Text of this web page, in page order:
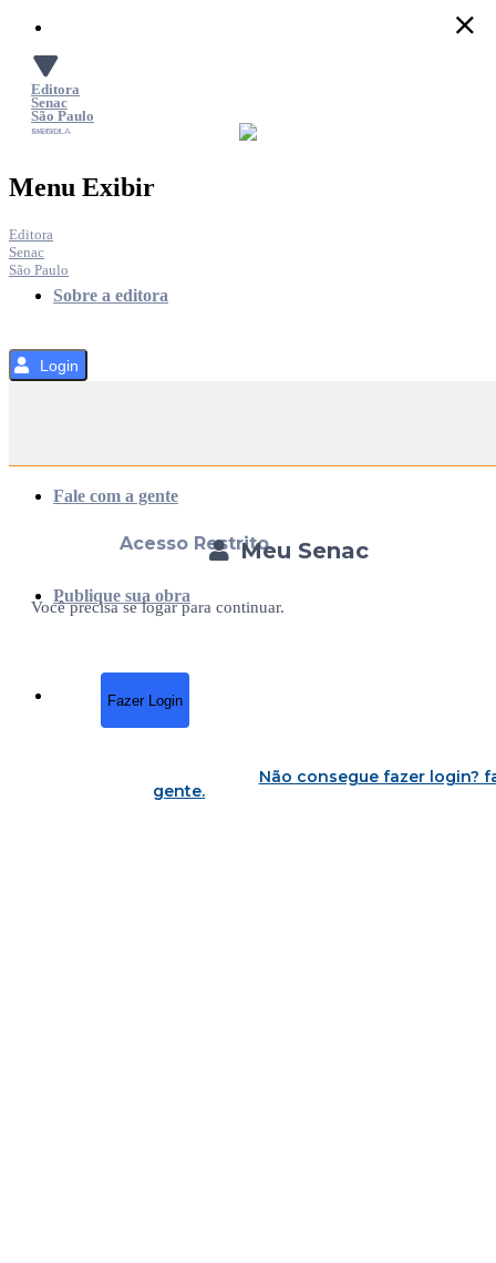
o
Conteúdo
Editora
Senac
São Paulo
SACOLA
MENU
Menu Exibir
Editora
Senac
São Paulo
Sobre a editora
Fale com a gente
Publique sua obra
Login
Meu Senac
Acesso Restrito
Você precisa se logar para continuar.
Fazer Login
Não consegue fazer login?
gente.